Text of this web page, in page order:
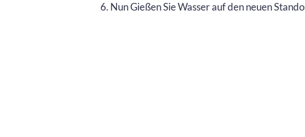
Nun Gießen Sie Wasser auf den neuen